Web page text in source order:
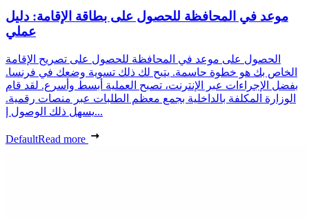
موعد في المحافظة للحصول على بطاقة الإقامة: دليل
عملي
الحصول على موعد في المحافظة للحصول على تصريح الإقامة
الخاص بك هو خطوة حاسمة. يتيح لك ذلك تسوية وضعك في فرنسا.
بفضل الإجراءات عبر الإنترنت، تصبح العملية أبسط وأسرع. لقد قام
الوزارة المكلفة بالداخلية بجمع معظم الطلبات عبر منصات رقمية.
يسهل ذلك الوصول إ...
DefaultRead more